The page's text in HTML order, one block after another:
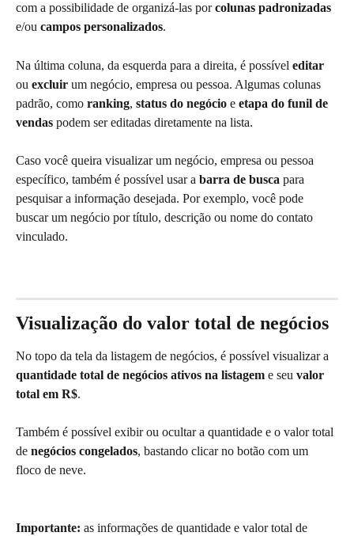
com a possibilidade de organizá-las por colunas padronizadas
e/ou campos personalizados.
Na última coluna, da esquerda para a direita, é possível editar
ou excluir um negócio, empresa ou pessoa. Algumas colunas
padrão, como ranking, status do negócio e etapa do funil de
vendas podem ser editadas diretamente na lista.
Caso você queira visualizar um negócio, empresa ou pessoa
específico, também é possível usar a barra de busca para
pesquisar a informação desejada. Por exemplo, você pode
buscar um negócio por título, descrição ou nome do contato
vinculado.
Visualização do valor total de negócios
No topo da tela da listagem de negócios, é possível visualizar a
quantidade total de negócios ativos na listagem e seu valor
total em R$.
Também é possível exibir ou ocultar a quantidade e o valor total
de negócios congelados, bastando clicar no botão com um
floco de neve.
Importante: as informações de quantidade e valor total de